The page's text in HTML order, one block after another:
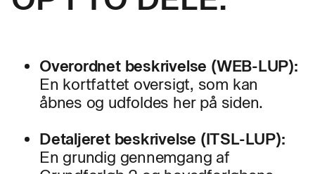
Overordnet beskrivelse (WEB-LUP):
En kortfattet oversigt, som kan
åbnes og udfoldes her på siden.
Detaljeret beskrivelse (ITSL-LUP):
En grundig gennemgang af